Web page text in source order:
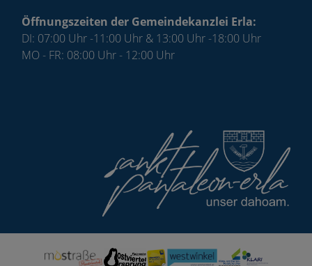
Öffnungszeiten der Gemeindekanzlei Erla:
DI: 07:00 Uhr -11:00 Uhr & 13:00 Uhr -18:00 Uhr
MO - FR: 08:00 Uhr - 12:00 Uhr